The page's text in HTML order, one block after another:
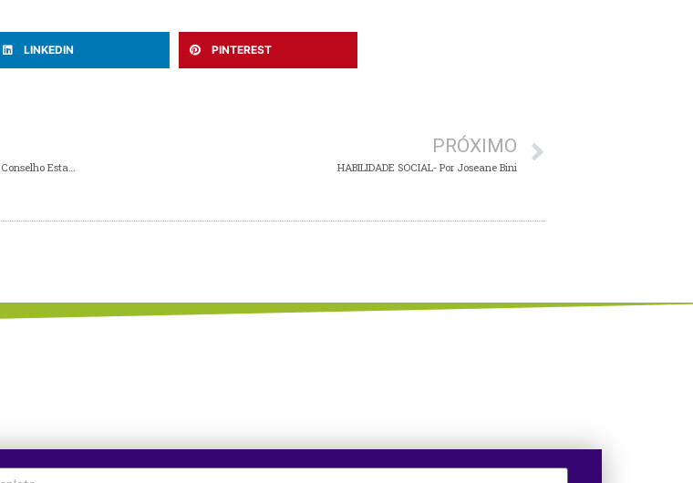
LINKEDIN PINTEREST
PRÓXIMO
HABILIDADE SOCIAL- Por Joseane Bini